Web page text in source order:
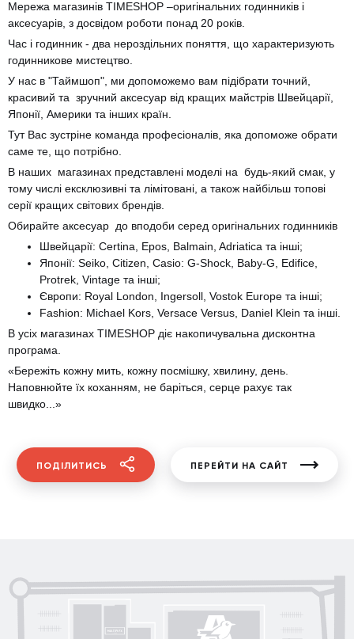
Мережа магазинів TIMESHOP –оригінальних годинників і
аксесуарів, з досвідом роботи понад 20 років.
Час і годинник - два нероздільних поняття, що характеризують
годинникове мистецтво.
У нас в "Таймшоп", ми допоможемо вам підібрати точний,
красивий та зручний аксесуар від кращих майстрів Швейцарії,
Японії, Америки та інших країн.
Тут Вас зустріне команда професіоналів, яка допоможе обрати
саме те, що потрібно.
В наших магазинах представлені моделі на будь-який смак, у
тому числі ексклюзивні та лімітовані, а також найбільш топові
серії кращих світових брендів.
Обирайте аксесуар до вподоби серед оригінальних годинників
Швейцарії: Certina, Epos, Balmain, Adriatica та інші;
Японії: Seiko, Citizen, Casio: G-Shock, Baby-G, Edifice,
Protrek, Vintage та інші;
Європи: Royal London, Ingersoll, Vostok Europe та інші;
Fashion: Michael Kors, Versace Versus, Daniel Klein та інші.
В усіх магазинах TIMESHOP діє накопичувальна дисконтна
програма.
«Бережіть кожну мить, кожну посмішку, хвилину, день.
Наповнюйте їх коханням, не баріться, серце рахує так
швидко...»
ПОДІЛИТИСЬ ПЕРЕЙТИ НА САЙТ